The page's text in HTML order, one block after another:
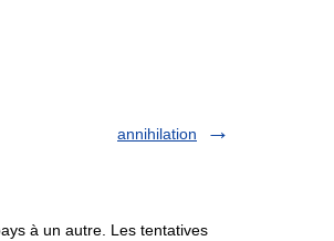
annihilation
à un autre. Les tentatives